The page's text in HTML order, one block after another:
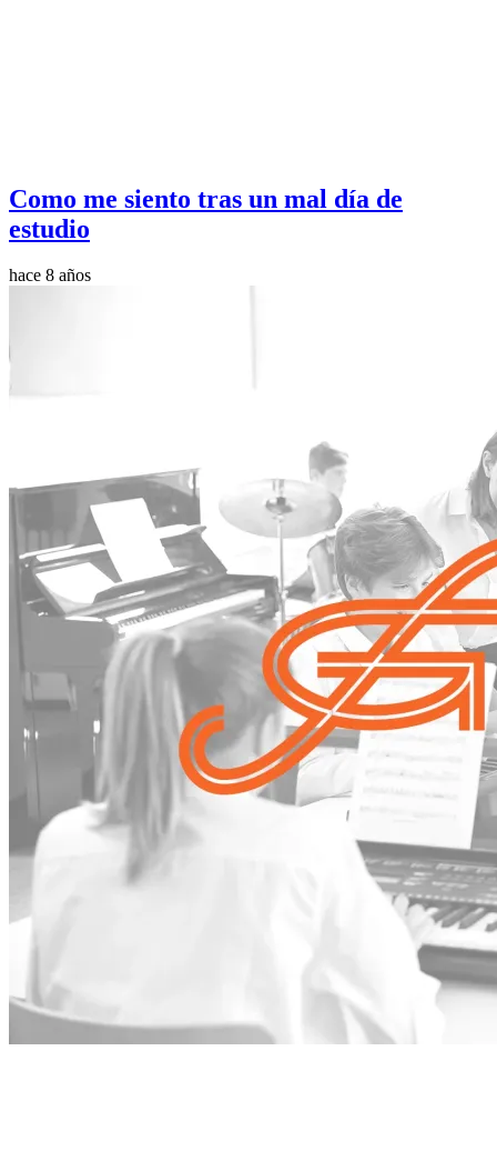
Como me siento tras un mal día de
estudio
hace 8 años